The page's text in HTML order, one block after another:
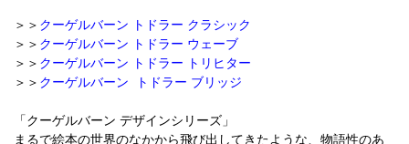
＞＞ クーゲルバーン トドラー クラシック
＞＞ クーゲルバーン トドラー ウェーブ
＞＞ クーゲルバーン トドラー トリヒター
＞＞ クーゲルバーン トドラー ブリッジ
「クーゲルバーン デザインシリーズ」
まるで絵本の世界のなかから飛び出してきたような、物語性のあ